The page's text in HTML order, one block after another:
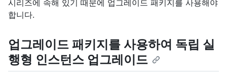
시리즈에 속해 있기 때문에 업그레이드 패키지를 사용해야
합니다.
업그레이드 패키지를 사용하여 독립 실
행형 인스턴스 업그레이드